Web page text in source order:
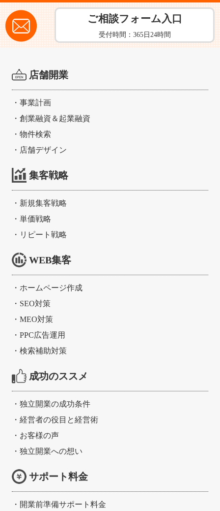
ご相談フォーム入口
受付時間：365日24時間
店舗開業
・ 事業計画
・ 創業融資＆起業融資
・ 物件検索
・ 店舗デザイン
集客戦略
・ 新規集客戦略
・ 単価戦略
・ リピート戦略
WEB集客
・ ホームページ作成
・ SEO対策
・ MEO対策
・ PPC広告運用
・ 検索補助対策
成功のススメ
・ 独立開業の成功条件
・ 経営者の役目と経営術
・ お客様の声
・ 独立開業への想い
サポート料金
・ 開業前準備サポート料金